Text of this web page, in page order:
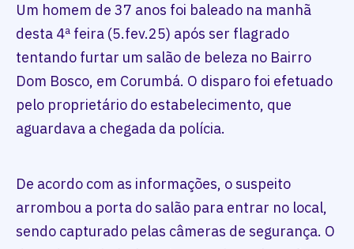
Um homem de 37 anos foi baleado na manhã
desta 4ª feira (5.fev.25) após ser flagrado
tentando furtar um salão de beleza no Bairro
Dom Bosco, em Corumbá. O disparo foi efetuado
pelo proprietário do estabelecimento, que
aguardava a chegada da polícia.
De acordo com as informações, o suspeito
arrombou a porta do salão para entrar no local,
sendo capturado pelas câmeras de segurança. O